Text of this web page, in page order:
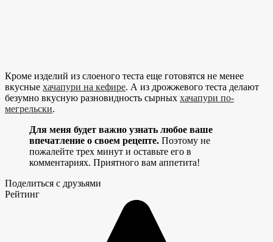
Кроме изделий из слоеного теста еще готовятся не менее
вкусные хачапури на кефире. А из дрожжевого теста делают
безумно вкусную разновидность сырных хачапури по-
мегрельски.
Для меня будет важно узнать любое ваше
впечатление о своем рецепте. Поэтому не
пожалейте трех минут и оставьте его в
комментариях. Приятного вам аппетита!
Поделиться с друзьями
Рейтинг